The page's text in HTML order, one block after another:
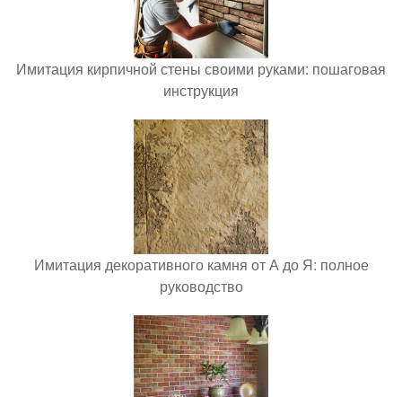
Имитация кирпичной стены своими руками: пошаговая
инструкция
Имитация декоративного камня от А до Я: полное
руководство